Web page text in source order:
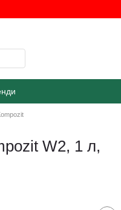
W2, 1 л,